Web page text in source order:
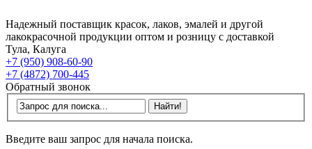
Надежный поставщик красок, лаков, эмалей и другой
лакокрасочной продукции оптом и розницу с доставкой
Тула, Калуга
+7 (950) 908-60-90
+7 (4872) 700-445
Обратный звонок
Введите ваш запрос для начала поиска.